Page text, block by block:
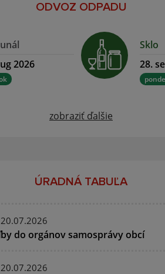
ODVOZ ODPADU
2026
Sklo
28.
zobraziť ďalšie
ÚRADNÁ TABUĽA
20.07.2026
do orgánov samosprávy obcí
20.07.2026